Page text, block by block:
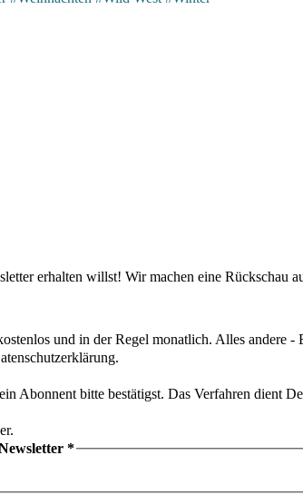
erhalten willst! Wir machen eine Rückschau
und in der Regel monatlich. Alles andere
Abonnent bitte bestätigst. Das Verfahren dient
*